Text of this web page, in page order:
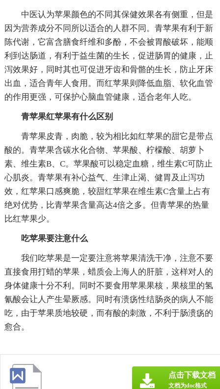
中医认为苹果颜色的不同其保健效果各有侧重，但是
因为营养成分不同所以适合的人群不同。青苹果有利于新
陈代谢，它富含膳食纤维和多酚，不会被胃酸破坏，能顺
利到达肠道，有利于益生菌的生长，促进肠胃的健康，止
泻效果好，同时其也可促进牙齿和骨骼的生长，防止牙床
出血，适合青年人食用。而红苹果则降低血脂、软化血管
的作用更强，可保护心脑血管健康，适合老年人吃。
青苹果红苹果有什么区别
青苹果皮青，肉脆，较为相比如红苹果的甜它是带点
酸的。青苹果含碳水化合物、苹果酸、柠檬酸、胡萝卜
素、维生素B、C。苹果酸可以稳定血糖，维生素C可防止
心肌炎。青苹果有补心益气、生津止渴、健胃及止泻功
效，红苹果口感爽脆，较甜红苹果在维生素C含量上占有
绝对优势，比青苹果含量高达4倍之多。但青苹果的热量
比红苹果少。
吃苹果要注意什么
我们吃苹果是一定要注意将苹果清洗干净，注意不要
直接食用打蜡的苹果，蜡质会上海人的肝脏，这样对人的
身体健康十分不利。同时不要食用苹果果核，果核里的氢
氰酸会让人产生晕厥感。同时有溃疡性结肠炎的病人不能
吃，由于苹果质地较硬，而有酸的刺激，不利于肠溃疡的
愈合。
点击下载文档
文档为doc格式